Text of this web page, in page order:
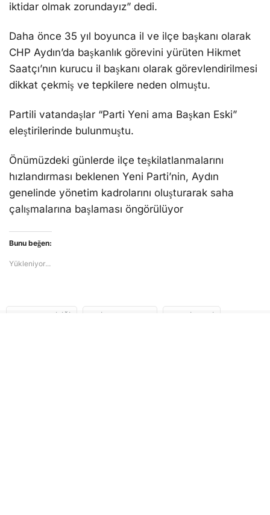
iktidar olmak zorundayız” dedi.
Daha önce 35 yıl boyunca il ve ilçe başkanı olarak
CHP Aydın’da başkanlık görevini yürüten Hikmet
Saatçı’nın kurucu il başkanı olarak görevlendirilmesi
dikkat çekmiş ve tepkilere neden olmuştu.
Partili vatandaşlar “Parti Yeni ama Başkan Eski”
eleştirilerinde bulunmuştu.
Önümüzdeki günlerde ilçe teşkilatlanmalarını
hızlandırması beklenen Yeni Parti’nin, Aydın
genelinde yönetim kadrolarını oluşturarak saha
çalışmalarına başlaması öngörülüyor
Bunu beğen:
Yükleniyor...
AYDIN VALILIĞI HIKMET SAATÇI YENI PARTI